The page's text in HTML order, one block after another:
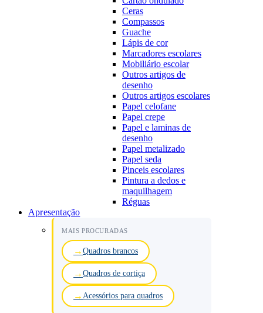
Ceras
Compassos
Guache
Lápis de cor
Marcadores escolares
Mobiliário escolar
Outros artigos de
desenho
Outros artigos escolares
Papel celofane
Papel crepe
Papel e laminas de
desenho
Papel metalizado
Papel seda
Pinceis escolares
Pintura a dedos e
maquilhagem
Réguas
Apresentação
MAIS PROCURADAS
Quadros brancos
Quadros de cortiça
Acessórios para quadros